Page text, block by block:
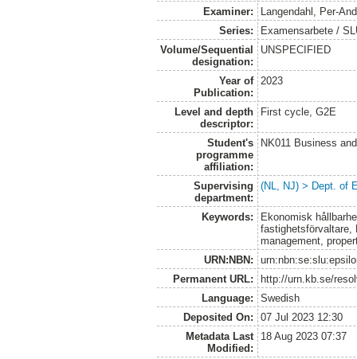
Examiner:
Langendahl, Per-
Series:
Examensarbete /
Volume/Sequential
designation:
UNSPECIFIED
Year of
Publication:
2023
Level and depth
descriptor:
First cycle, G2E
Student's
programme
affiliation:
NK011 Business
Supervising
department:
(NL, NJ) > Dept. of
Keywords:
Ekonomisk
fastighetsförvaltare,
management,
URN:NBN:
Permanent URL:
http://urn.kb.se/
Language:
Swedish
Deposited On:
07 Jul 2023 12:30
Metadata Last
Modified:
18 Aug 2023 07:37